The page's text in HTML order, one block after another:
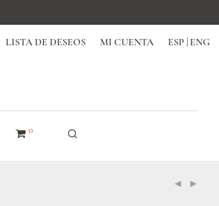
LISTA DE DESEOS MI CUENTA ESP | ENG
0